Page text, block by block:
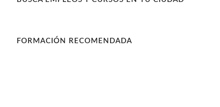
FORMACIÓN RECOMENDADA